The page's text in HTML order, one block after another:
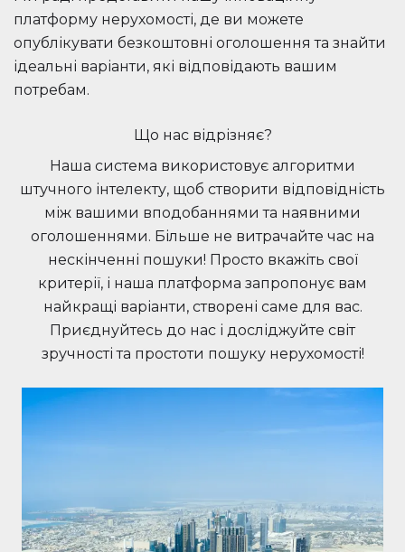
платформу нерухомості, де ви можете
опублікувати безкоштовні оголошення та знайти
ідеальні варіанти, які відповідають вашим
потребам.
Що нас відрізняє?
Наша система використовує алгоритми
штучного інтелекту, щоб створити відповідність
між вашими вподобаннями та наявними
оголошеннями. Більше не витрачайте час на
нескінченні пошуки! Просто вкажіть свої
критерії, і наша платформа запропонує вам
найкращі варіанти, створені саме для вас.
Приєднуйтесь до нас і досліджуйте світ
зручності та простоти пошуку нерухомості!